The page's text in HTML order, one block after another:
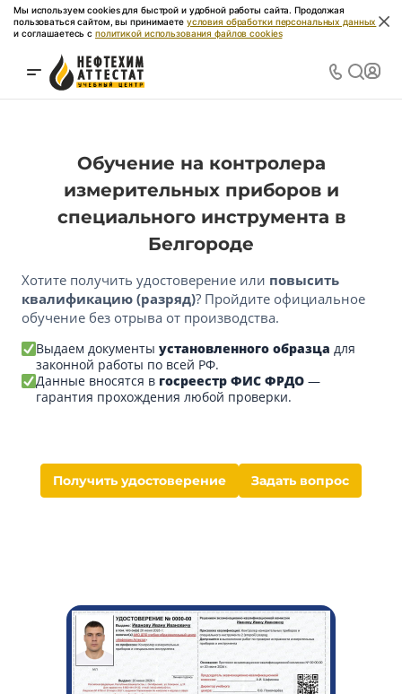
Мы используем cookies для быстрой и удобной работы сайта. Продолжая
пользоваться сайтом, вы принимаете условия обработки персональных данных
и соглашаетесь с политикой использования файлов cookies
Обучение на контролера
измерительных приборов и
специального инструмента в
Белгороде
Хотите получить удостоверение или повысить
квалификацию (разряд)? Пройдите официальное
обучение без отрыва от производства.
Выдаем документы установленного образца для
законной работы по всей РФ.
Данные вносятся в госреестр ФИС ФРДО —
гарантия прохождения любой проверки.
Получить удостоверение Задать вопрос